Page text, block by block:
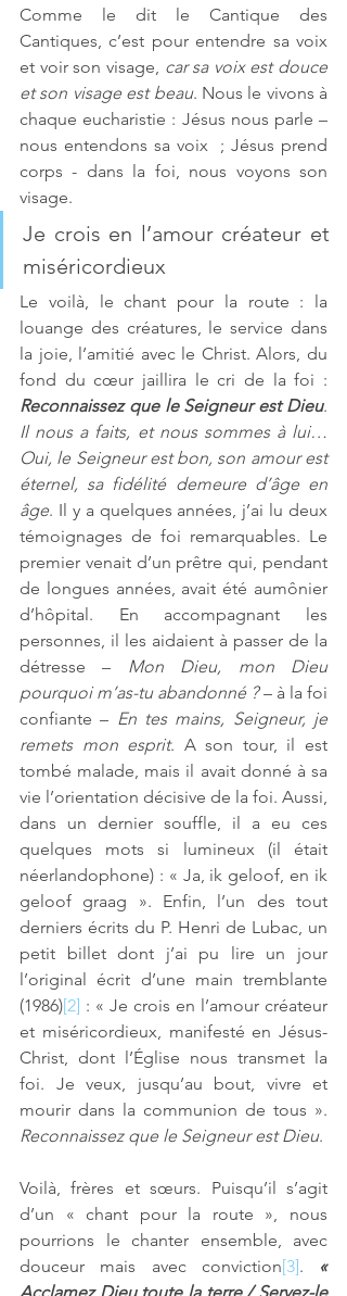
Comme le dit le Cantique des
Cantiques, c’est pour entendre sa voix
et voir son visage, car sa voix est douce
et son visage est beau. Nous le vivons à
chaque eucharistie : Jésus nous parle –
nous entendons sa voix  ; Jésus prend
corps - dans la foi, nous voyons son
visage.
Je crois en l’amour créateur et
miséricordieux
Le voilà, le chant pour la route : la
louange des créatures, le service dans
la joie, l’amitié avec le Christ. Alors, du
Reconnaissez que le Seigneur est Dieu
Il nous a faits, et nous sommes à lui…
Oui, le Seigneur est bon, son amour est
éternel, sa fidélité demeure d’âge en
âge. Il y a quelques années, j’ai lu deux
témoignages de foi remarquables. Le
premier venait d’un prêtre qui, pendant
de longues années, avait été aumônier
d’hôpital. En accompagnant les
personnes, il les aidaient à passer de la
détresse – Mon Dieu, mon Dieu
pourquoi m’as-tu abandonné ? – à la foi
confiante – En tes mains, Seigneur, je
remets mon esprit. A son tour, il est
tombé malade, mais il avait donné à sa
vie l’orientation décisive de la foi. Aussi,
dans un dernier souffle, il a eu ces
quelques mots si lumineux (il était
néerlandophone) : « Ja, ik geloof, en ik
geloof graag ». Enfin, l’un des tout
derniers écrits du P. Henri de Lubac, un
petit billet dont j’ai pu lire un jour
l’original écrit d’une main tremblante
(1986)[2] : « Je crois en l’amour créateur
et miséricordieux, manifesté en Jésus-
Christ, dont l’Église nous transmet la
foi. Je veux, jusqu’au bout, vivre et
Reconnaissez que le Seigneur est Dieu.
Voilà, frères et sœurs. Puisqu’il s’agit
d’un « chant pour la route », nous
pourrions le chanter ensemble, avec
douceur mais avec conviction[3].
«